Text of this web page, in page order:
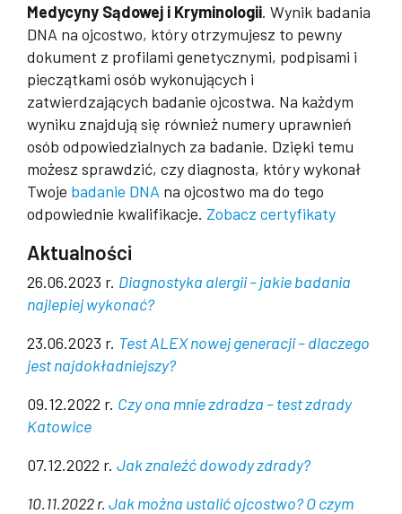
Medycyny Sądowej i Kryminologii. Wynik badania
DNA na ojcostwo, który otrzymujesz to pewny
dokument z profilami genetycznymi, podpisami i
pieczątkami osób wykonujących i
zatwierdzających badanie ojcostwa. Na każdym
wyniku znajdują się również numery uprawnień
osób odpowiedzialnych za badanie. Dzięki temu
możesz sprawdzić, czy diagnosta, który wykonał
Twoje badanie DNA na ojcostwo ma do tego
odpowiednie kwalifikacje. Zobacz certyfikaty
Aktualności
26.06.2023 r. Diagnostyka alergii – jakie badania
najlepiej wykonać?
23.06.2023 r. Test ALEX nowej generacji – dlaczego
jest najdokładniejszy?
09.12.2022 r. Czy ona mnie zdradza – test zdrady
Katowice
07.12.2022 r. Jak znaleźć dowody zdrady?
10.11.2022 r. Jak można ustalić ojcostwo? O czym